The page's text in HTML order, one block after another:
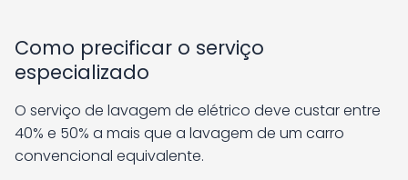
Como precificar o serviço
especializado
O serviço de lavagem de elétrico deve custar entre
40% e 50% a mais que a lavagem de um carro
convencional equivalente.